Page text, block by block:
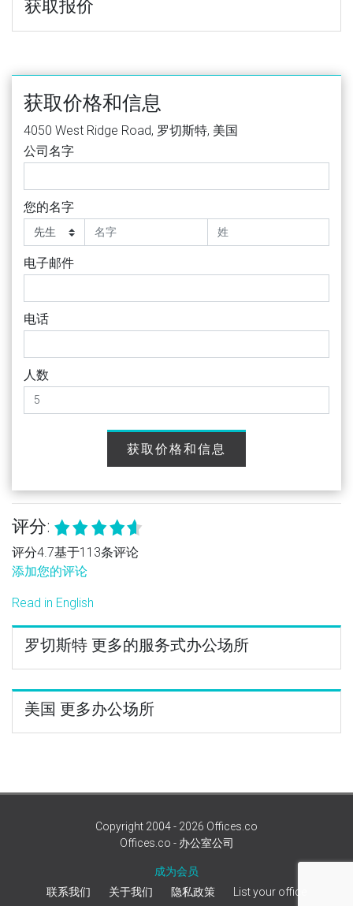
获取报价
获取价格和信息
4050 West Ridge Road, 罗切斯特, 美国
公司名字
您的名字
电子邮件
电话
人数
获取价格和信息
评分:
评分4.7基于113条评论
添加您的评论
Read in English
罗切斯特 更多的服务式办公场所
美国 更多办公场所
Copyright 2004 - 2026 Offices.co
Offices.co - 办公室公司
成为会员
联系我们
关于我们 隐私政策 List your office